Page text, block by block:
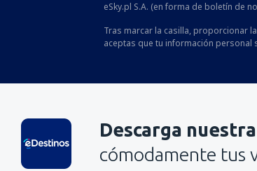
eSky.pl S.A. (en forma de boletín de
Tras marcar la casilla, proporcionar
aceptas que tu información personal
Descarga
cómodamente tus